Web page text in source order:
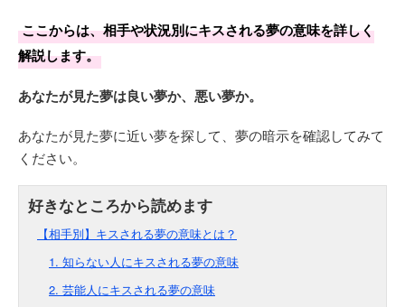
ここからは、相手や状況別にキスされる夢の意味を詳しく
解説します。
あなたが見た夢は良い夢か、悪い夢か。
あなたが見た夢に近い夢を探して、夢の暗示を確認してみて
ください。
【相手別】キスされる夢の意味とは？
1. 知らない人にキスされる夢の意味
2. 芸能人にキスされる夢の意味